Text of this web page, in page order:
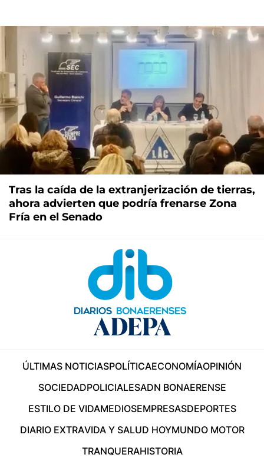
Tras la caída de la extranjerización de tierras,
ahora advierten que podría frenarse Zona
Fría en el Senado
ÚLTIMAS NOTICIASPOLÍTICAECONOMÍAOPINIÓN
SOCIEDADPOLICIALESADN BONAERENSE
ESTILO DE VIDAMEDIOSEMPRESASDEPORTES
DIARIO EXTRAVIDA Y SALUD HOYMUNDO MOTOR
TRANQUERAHISTORIA